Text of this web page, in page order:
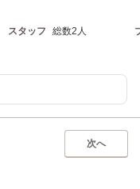
スタッフ 総数2人
次へ